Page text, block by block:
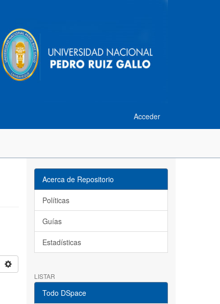
Acceder
Acerca de Repositorio
Políticas
Guías
Estadísticas
LISTAR
Todo DSpace